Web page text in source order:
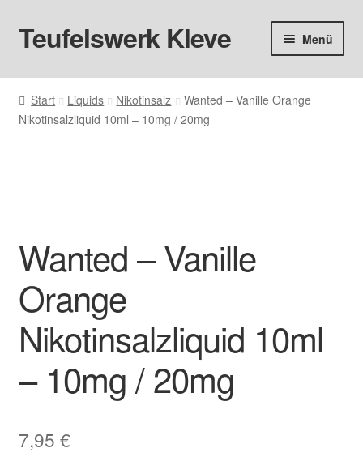
Zur
Navigation
Zum
Inhalt
Teufelswerk Kleve Menü
Startseite
Hardware
Big Puff
Aromen
Basen & Nikotin
Zubehör
Start Liquids Nikotinsalz
Wanted – Vanille Orange
Nikotinsalzliquid 10ml – 10mg / 20mg
Wanted – Vanille
Orange
Nikotinsalzliquid 10ml
– 10mg / 20mg
7,95 €